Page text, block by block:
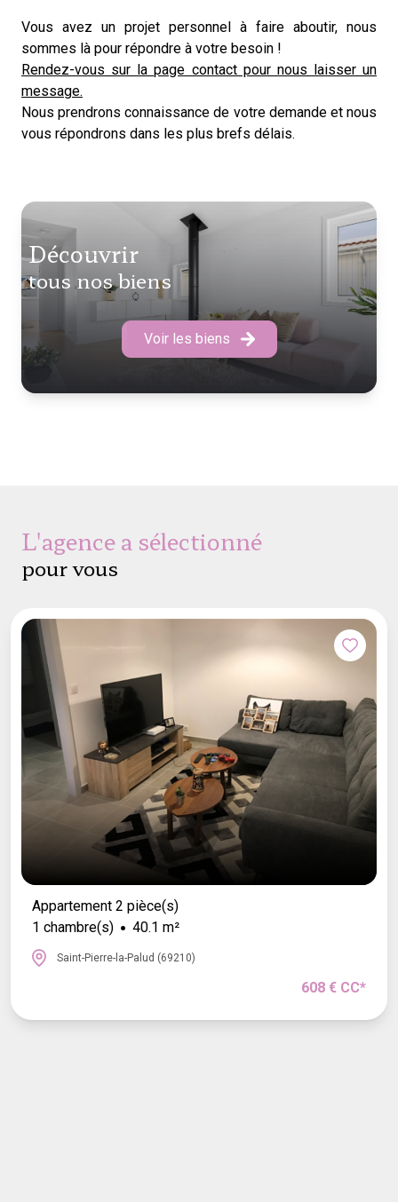
découvrir
tous nos biens
Voir les biens
Vous avez un projet personnel à faire aboutir, nous
sommes là pour répondre à votre besoin !
Rendez-vous sur la page contact pour nous laisser un
message.
Nous prendrons connaissance de votre demande et nous
vous répondrons dans les plus brefs délais.
l'agence a sélectionné
pour vous
Appartement 2 pièce(s)
1 chambre(s)
40.1 m²
Saint-Pierre-la-Palud (69210)
608 € CC*